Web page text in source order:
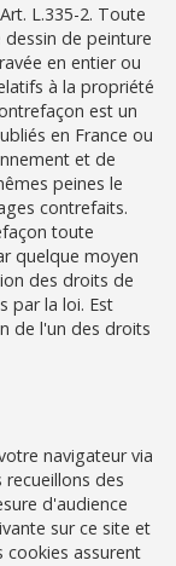
L.335-2. Toute
de peinture
en entier ou
à la propriété
est un
en France ou
et de
peines le
contrefaits.
toute
quelque moyen
des droits de
par la loi. Est
de l'un des droits
navigateur via
recueillons des
d'audience
sur ce site et
cookies assurent